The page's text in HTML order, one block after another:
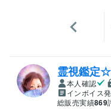
霊視鑑定
本人確認
インボイス
総販売実績869